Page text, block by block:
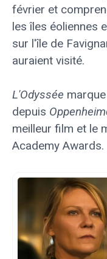
février et
les îles éoliennes
sur l'île de
auraient visité.
L'Odyssée
depuis
meilleur film et le
Academy Awards.